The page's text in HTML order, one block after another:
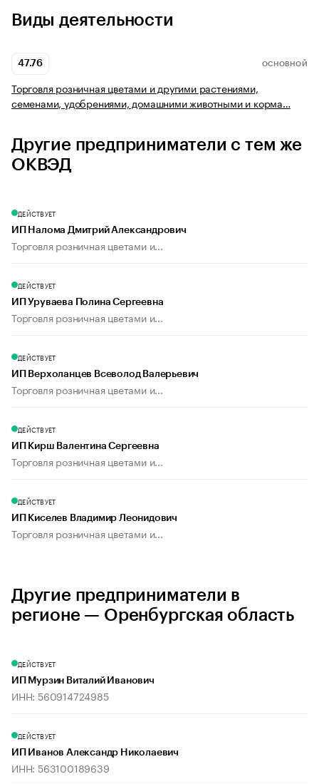
Виды деятельности
47.76 ОСНОВНОЙ
Торговля розничная цветами и другими растениями,
семенами, удобрениями, домашними животными и корма…
Другие предприниматели с тем же
ОКВЭД
ДЕЙСТВУЕТ
ИП Налома Дмитрий Александрович
Торговля розничная цветами и...
ДЕЙСТВУЕТ
ИП Уруваева Полина Сергеевна
Торговля розничная цветами и...
ДЕЙСТВУЕТ
ИП Верхоланцев Всеволод Валерьевич
Торговля розничная цветами и...
ДЕЙСТВУЕТ
ИП Кирш Валентина Сергеевна
Торговля розничная цветами и...
ДЕЙСТВУЕТ
ИП Киселев Владимир Леонидович
Торговля розничная цветами и...
Другие предприниматели в
регионе — Оренбургская область
ДЕЙСТВУЕТ
ИП Мурзин Виталий Иванович
ИНН: 560914724985
ДЕЙСТВУЕТ
ИП Иванов Александр Николаевич
ИНН: 563100189639